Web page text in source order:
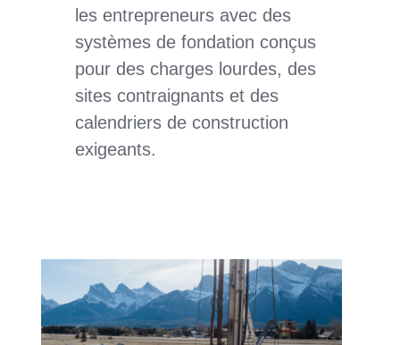
les entrepreneurs avec des
systèmes de fondation conçus
pour des charges lourdes, des
sites contraignants et des
calendriers de construction
exigeants.